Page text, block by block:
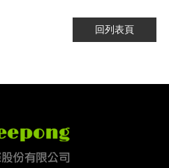
回列表頁